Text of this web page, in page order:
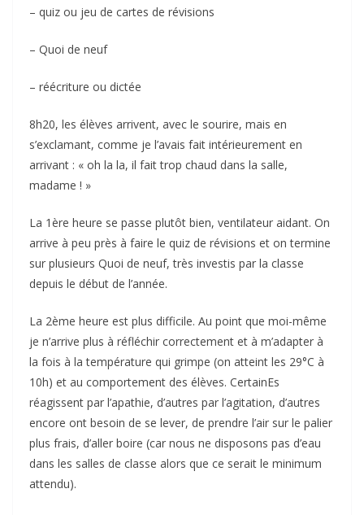
– quiz ou jeu de cartes de révisions
– Quoi de neuf
– réécriture ou dictée
8h20, les élèves arrivent, avec le sourire, mais en
s’exclamant, comme je l’avais fait intérieurement en
arrivant : « oh la la, il fait trop chaud dans la salle,
madame ! »
La 1ère heure se passe plutôt bien, ventilateur aidant. On
arrive à peu près à faire le quiz de révisions et on termine
sur plusieurs Quoi de neuf, très investis par la classe
depuis le début de l’année.
La 2ème heure est plus difficile. Au point que moi-même
je n’arrive plus à réfléchir correctement et à m’adapter à
la fois à la température qui grimpe (on atteint les 29°C à
10h) et au comportement des élèves. CertainEs
réagissent par l’apathie, d’autres par l’agitation, d’autres
encore ont besoin de se lever, de prendre l’air sur le palier
plus frais, d’aller boire (car nous ne disposons pas d’eau
dans les salles de classe alors que ce serait le minimum
attendu).